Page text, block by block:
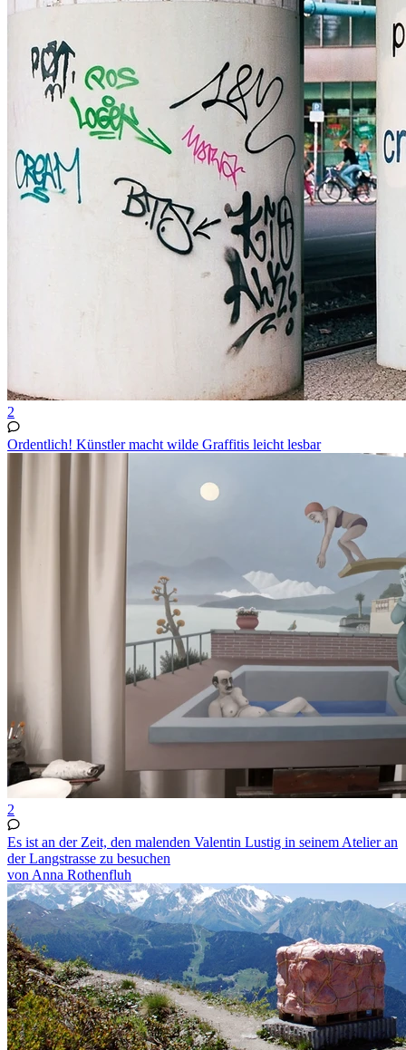
2
Ordentlich! Künstler macht wilde Graffitis leicht lesbar
2
Es ist an der Zeit, den malenden Valentin Lustig in seinem Atelier an
der Langstrasse zu besuchen
von Anna Rothenfluh